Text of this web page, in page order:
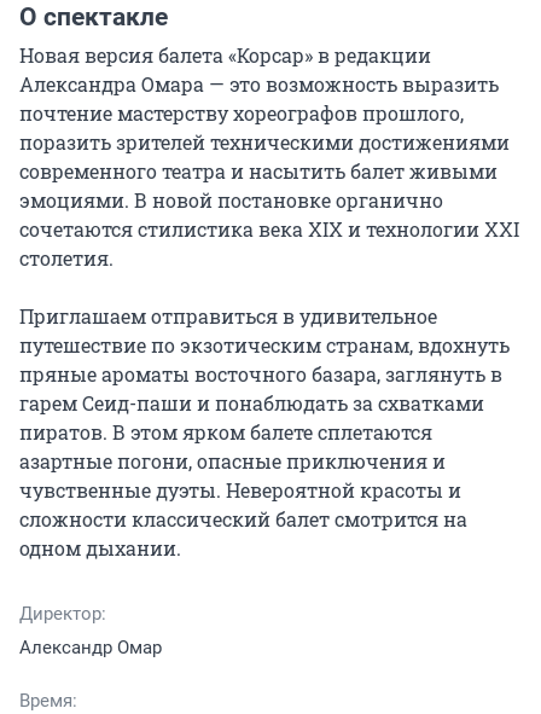
О спектакле
Новая версия балета «Корсар» в редакции
Александра Омара — это возможность выразить
почтение мастерству хореографов прошлого,
поразить зрителей техническими достижениями
современного театра и насытить балет живыми
эмоциями. В новой постановке органично
сочетаются стилистика века XIX и технологии XXI
столетия.
Приглашаем отправиться в удивительное
путешествие по экзотическим странам, вдохнуть
пряные ароматы восточного базара, заглянуть в
гарем Сеид-паши и понаблюдать за схватками
пиратов. В этом ярком балете сплетаются
азартные погони, опасные приключения и
чувственные дуэты. Невероятной красоты и
сложности классический балет смотрится на
одном дыхании.
Директор:
Александр Омар
Время: